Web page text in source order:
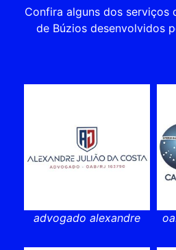
Confira alguns dos serviços
de Búzios desenvolvidos
advogado alexandre